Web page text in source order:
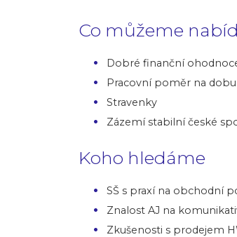
Co můžeme
Dobré finanční
Pracovní poměr na
Stravenky
Zázemí stabilní české
Koho hledáme
SŠ s praxí na obchodní
Znalost AJ na
Zkušenosti s prodejem